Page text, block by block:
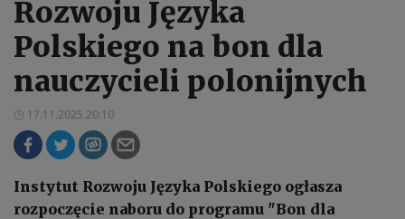
Rozwoju Języka
Polskiego na bon dla
nauczycieli polonijnych
17.11.2025 20:10
Instytut Rozwoju Języka Polskiego ogłasza
rozpoczęcie naboru do programu "Bon dla